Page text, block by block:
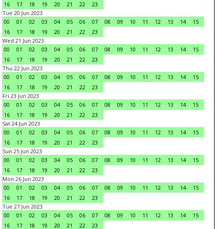
16
17 18 19 20 21 22
23
Tue 20 Jun 2023
00
01 02 03 04 05 06 07 08 09 10 11 12 13 14
15
16
17 18 19 20 21 22
23
Wed 21 Jun 2023
00
01 02 03 04 05 06 07 08 09 10 11 12 13 14
15
16
17 18 19 20 21 22
23
Thu 22 Jun 2023
00
01 02 03 04 05 06 07 08 09 10 11 12 13 14
15
16
17 18 19 20 21 22
23
Fri 23 Jun 2023
00
01 02 03 04 05 06 07 08 09 10 11 12 13 14
15
16
17 18 19 20 21 22
23
Sat 24 Jun 2023
00
01 02 03 04 05 06 07 08 09 10 11 12 13 14
15
16
17 18 19 20 21 22
23
Sun 25 Jun 2023
00
01 02 03 04 05 06 07 08 09 10 11 12 13 14
15
16
17 18 19 20 21 22
23
Mon 26 Jun 2023
00
01 02 03 04 05 06 07 08 09 10 11 12 13 14
15
16
17 18 19 20 21 22
23
Tue 27 Jun 2023
00
01 02 03 04 05 06 07 08 09 10 11 12 13 14
15
16
17 18 19 20 21 22
23